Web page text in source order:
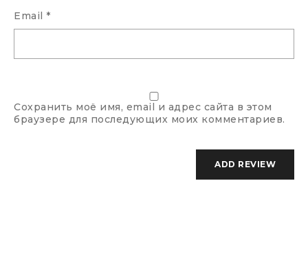
Email *
Сохранить моё имя, email и адрес сайта в этом
браузере для последующих моих комментариев.